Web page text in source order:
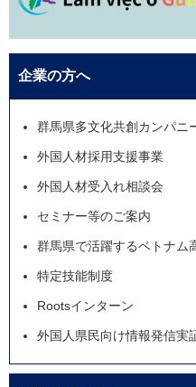
企業の方へ
群馬県多文化共創カンパニ
外国人材採用支援事業
外国人材受入れ相談会
セミナー等のご案内
群馬県で活躍するベトナム
特定技能制度
Rootsインターン
外国人県民向け情報発信実